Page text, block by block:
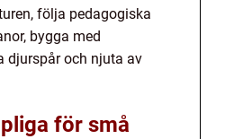
följa pedagogiska
bygga med
djurspår och njuta av
för små